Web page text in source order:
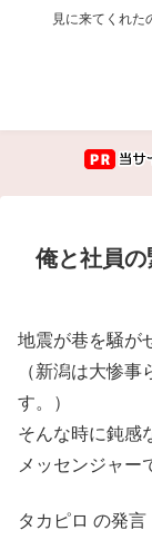
見に来てくれた
俺と社員
地震が巷を騒が
（新潟は大惨
す。）
そんな時に鈍感
メッセンジャー
タカピロ の発言